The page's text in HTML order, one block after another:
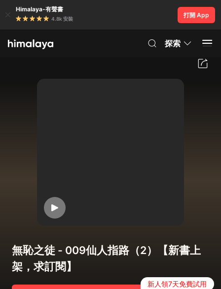
Himalaya-有聲書
4.8k 安裝
打開 App
探索
無恥之徒 - 009仙人指路（2）【新書上
架，求訂閱】
新人領7天免費試用